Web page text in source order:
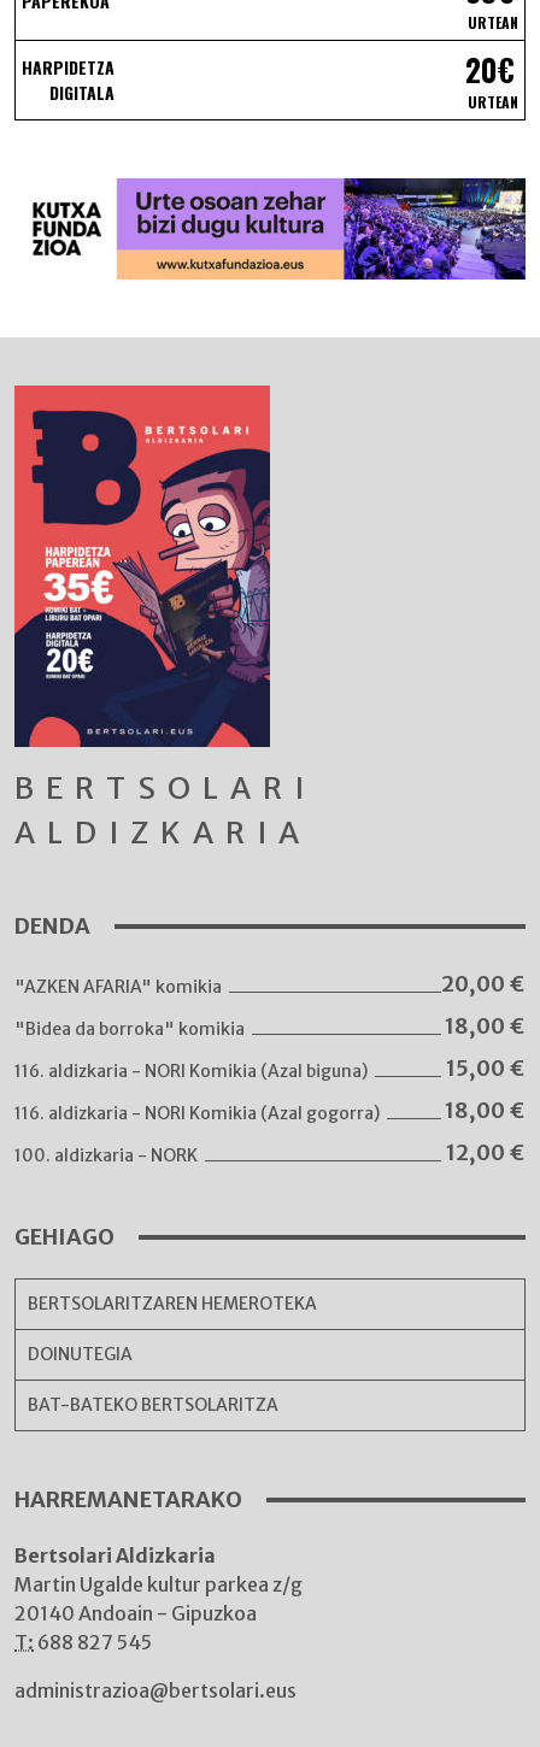
URTEAN
HARPIDETZA
DIGITALA
20€
URTEAN
BERTSOLARI
ALDIZKARIA
DENDA
"AZKEN AFARIA" komikia 20,00 €
"Bidea da borroka" komikia 18,00 €
116. aldizkaria - NORI Komikia (Azal biguna) 15,00 €
116. aldizkaria - NORI Komikia (Azal gogorra) 18,00 €
100. aldizkaria - NORK 12,00 €
GEHIAGO
BERTSOLARITZAREN HEMEROTEKA
DOINUTEGIA
BAT-BATEKO BERTSOLARITZA
HARREMANETARAKO
Bertsolari Aldizkaria
Martin Ugalde kultur parkea z/g
20140 Andoain - Gipuzkoa
T: 688 827 545
administrazioa@bertsolari.eus